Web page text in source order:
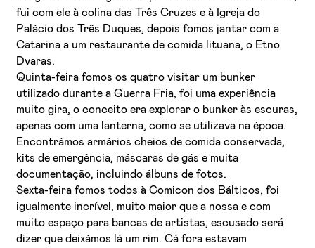
fui com ele à colina das Três Cruzes e à Igreja do
Palácio dos Três Duques, depois fomos jantar com a
Catarina a um restaurante de comida lituana, o Etno
Dvaras.
Quinta-feira fomos os quatro visitar um bunker
utilizado durante a Guerra Fria, foi uma experiência
muito gira, o conceito era explorar o bunker às escuras,
apenas com uma lanterna, como se utilizava na época.
Encontrámos armários cheios de comida conservada,
kits de emergência, máscaras de gás e muita
documentação, incluindo álbuns de fotos.
Sexta-feira fomos todos à Comicon dos Bálticos, foi
igualmente incrível, muito maior que a nossa e com
muito espaço para bancas de artistas, escusado será
dizer que deixámos lá um rim. Cá fora estavam